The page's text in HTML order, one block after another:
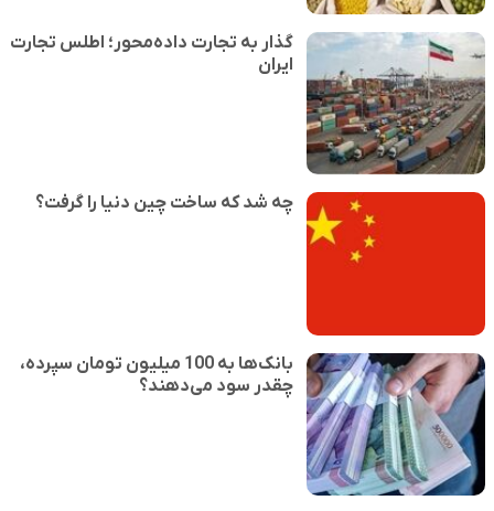
گذار به تجارت داده‌محور؛ اطلس تجارت
ایران
چه شد که ساخت چین دنیا را گرفت؟
بانک‌ها به 100 میلیون تومان سپرده،
چقدر سود می‌دهند؟